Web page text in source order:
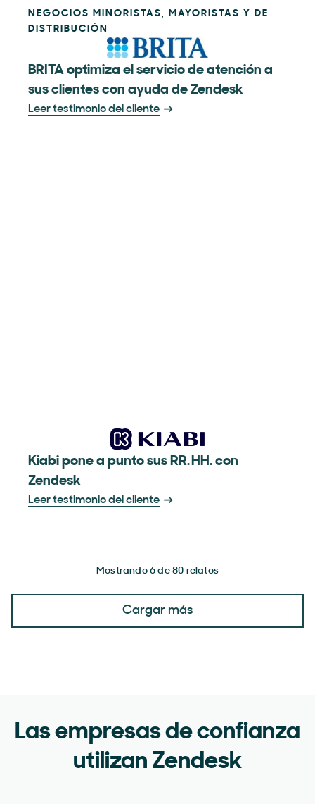
NEGOCIOS MINORISTAS, MAYORISTAS Y DE
DISTRIBUCIÓN
BRITA optimiza el servicio de atención a
sus clientes con ayuda de Zendesk
Leer testimonio del cliente
Kiabi pone a punto sus RR. HH. con
Zendesk
Leer testimonio del cliente
Mostrando 6 de 80 relatos
Cargar más
Las empresas de confianza
utilizan Zendesk